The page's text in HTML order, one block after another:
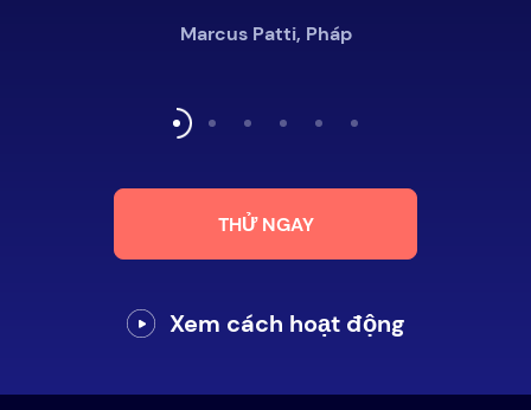
Marcus Patti, Pháp
THỬ NGAY
Xem cách hoạt động